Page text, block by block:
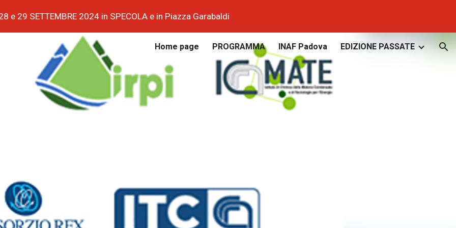
to main content Skip to navigation
e 29 SETTEMBRE 2024 in SPECOLA e in Piazza Garabaldi
Home page PROGRAMMA INAF Padova EDIZIONE PASSATE